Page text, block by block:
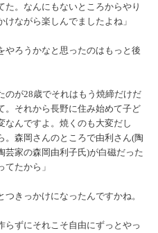
。なんにもないところからやり
ながら楽しんでましたよね」
ろうかなと思ったのはもっと後
のが28歳でそれはもう焼締だけだ
。それから長野に住み始めて子ど
なんですよ。焼くのも大変だし
。森岡さんのところで由利さん(陶
芸家の森岡由利子氏)が白磁だった
たから」
きっかけになったんですかね。
らずにそれこそ自由にずっとやっ